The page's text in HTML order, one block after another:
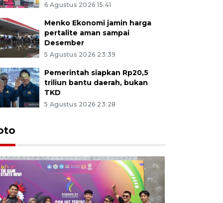
6 Agustus 2026 15:41
Menko Ekonomi jamin harga
pertalite aman sampai
Desember
5 Agustus 2026 23:39
Pemerintah siapkan Rp20,5
triliun bantu daerah, bukan
TKD
5 Agustus 2026 23:28